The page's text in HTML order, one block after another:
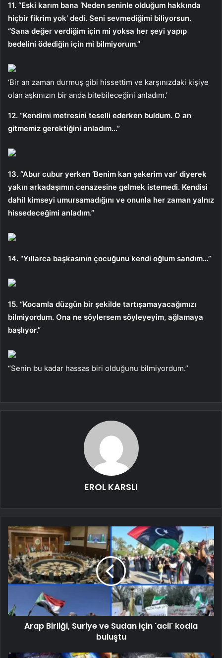
11. “Eski karım bana ‘Neden seninle olduğum hakkında
hiçbir fikrim yok’ dedi. Seni sevmediğimi biliyorsun.
“Sana değer verdiğim için mi yoksa her şeyi yapıp
bedelini ödediğin için mi bilmiyorum.”
‘Bir an zaman durmuş gibi hissettim ve karşınızdaki kişiye
olan aşkınızın bir anda bitebileceğini anladım.’
12. “Kendimi metresini teselli ederken buldum. O an
gitmemiz gerektiğini anladım…”
13. “Abur cubur yerken ‘Benim kan şekerim var’ diyerek
yakın arkadaşımın cenazesine gelmek istemedi. Kendisi
dahil kimseyi umursamadığını ve onunla her zaman yalnız
hissedeceğimi anladım.”
14. “Yıllarca başkasının çocuğunu kendi oğlum sandım…”
15. “Kocamla düzgün bir şekilde tartışamayacağımızı
bilmiyordum. Ona ne söylersem söyleyeyim, ağlamaya
başlıyor.”
“Senin bu kadar hassas biri olduğunu bilmiyordum.”
EROL KARSLI
Arap Birliği, Suriye ve Sudan için 'acil' kodla
buluştu